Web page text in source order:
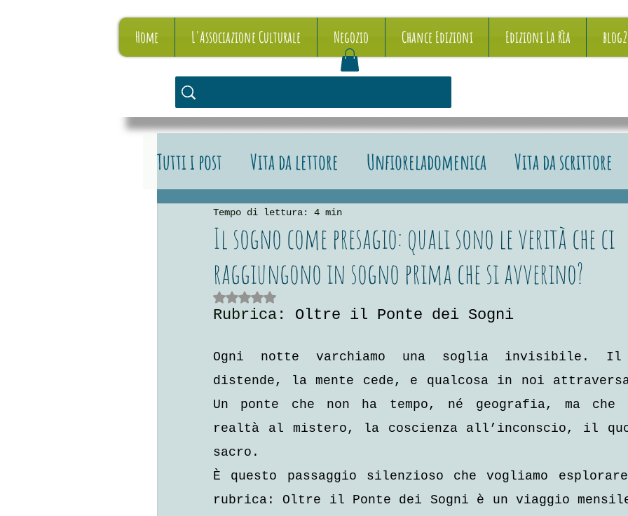
Home L'Associazione Culturale Negozio Chance Edizioni Edizioni La Rìa
Tutti i post Vita da lettore Unfioreladomenica Vita da scrittore
Vita da editore Le recensioni
Il sogno come presagio: quali sono le verità che ci
raggiungono in sogno prima che si avverino?
Tempo di lettura: 4 min
Valutazione NaN stelle su 5.
Rubrica: Oltre il Ponte dei Sogni
Ogni notte varchiamo una soglia invisibile.
distende, la mente cede, e qualcosa in noi
Un ponte che non ha tempo, né geografia, ma
realtà al mistero, la coscienza all’inconscio, il
sacro.
È questo passaggio silenzioso che vogliamo
rubrica: Oltre il Ponte dei Sogni è un viaggio mensile